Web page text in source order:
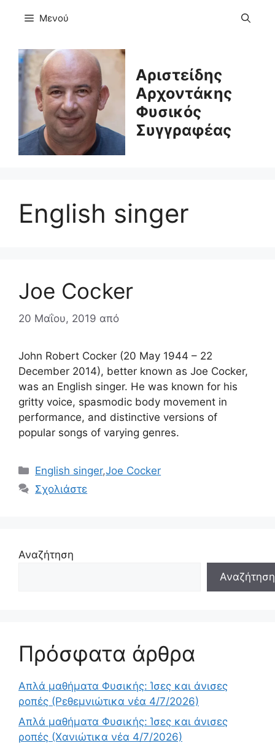
Μενού
Αριστείδης
Αρχοντάκης
Φυσικός
Συγγραφέας
English singer
Joe Cocker
20 Μαΐου, 2019 από
John Robert Cocker (20 May 1944 – 22
December 2014), better known as Joe Cocker,
was an English singer. He was known for his
gritty voice, spasmodic body movement in
performance, and distinctive versions of
popular songs of varying genres.
Κατηγορίες
English singer,Joe Cocker
Σχολιάστε
Αναζήτηση
Αναζήτηση
Πρόσφατα άρθρα
Απλά μαθήματα Φυσικής: Ίσες και άνισες
ροπές (Ρεθεμνιώτικα νέα 4/7/2026)
Απλά μαθήματα Φυσικής: Ίσες και άνισες
ροπές (Χανιώτικα νέα 4/7/2026)